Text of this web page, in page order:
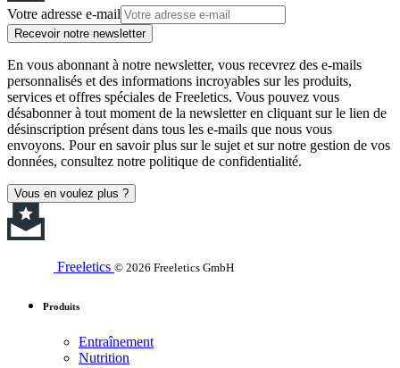
Votre adresse e-mail
Recevoir notre newsletter
En vous abonnant à notre newsletter, vous recevrez des e-mails
personnalisés et des informations incroyables sur les produits,
services et offres spéciales de Freeletics. Vous pouvez vous
désabonner à tout moment de la newsletter en cliquant sur le lien de
désinscription présent dans tous les e-mails que nous vous
envoyons. Pour en savoir plus sur le sujet et sur notre gestion de vos
données, consultez notre politique de confidentialité.
Vous en voulez plus ?
Freeletics © 2026 Freeletics GmbH
Produits
Entraînement
Nutrition